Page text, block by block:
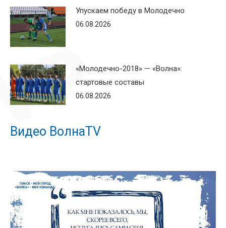
Упускаем победу в Молодечно
06.08.2026
«Молодечно-2018» — «Волна»:
стартовые составы
06.08.2026
Видео ВолнаTV